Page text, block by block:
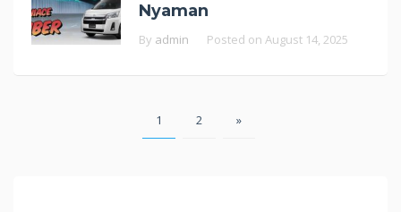
Nyaman
By admin Posted on August 14, 2025
1 2 »